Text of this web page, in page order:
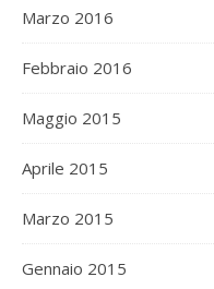
Marzo 2016
Febbraio 2016
Maggio 2015
Aprile 2015
Marzo 2015
Gennaio 2015